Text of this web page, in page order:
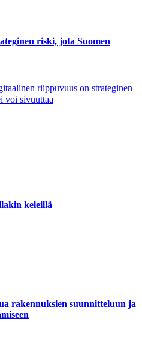
riski, jota Suomen
riippuvuus on strateginen
voi sivuuttaa
keleillä
rakennuksien suunnitteluun ja